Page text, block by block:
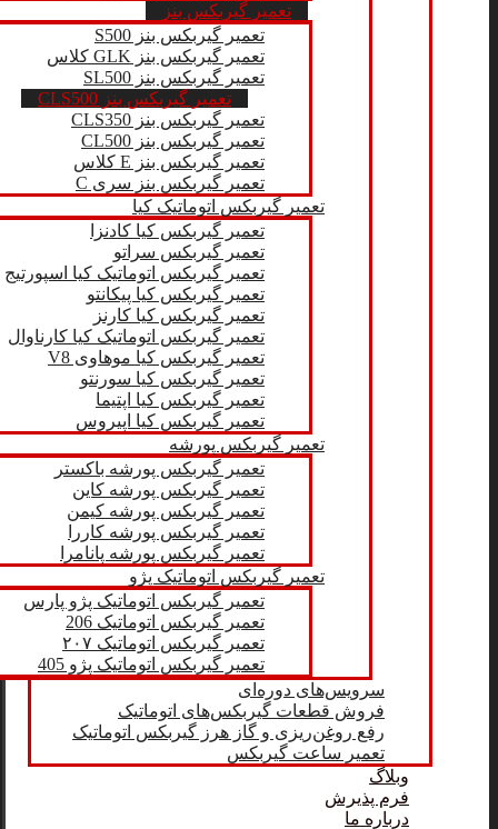
تعمیر گیربکس بنز
تعمیر گیربکس بنز S500
تعمیر گیربکس بنز GLK کلاس
تعمیر گیربکس بنز SL500
تعمیر گیربکس بنز CLS500
تعمیر گیربکس بنز CLS350
تعمیر گیربکس بنز CL500
تعمیر گیربکس بنز E کلاس
تعمیر گیربکس بنز سری C
تعمیر گیربکس اتوماتیک کیا
تعمیر گیربکس کیا کادنزا
تعمیر گیربکس سراتو
تعمیر گیربکس اتوماتیک کیا اسپورتیج
تعمیر گیربکس کیا پیکانتو
تعمیر گیربکس کیا کارنز
تعمیر گیربکس اتوماتیک کیا کارناوال
تعمیر گیربکس کیا موهاوی V8
تعمیر گیربکس کیا سورنتو
تعمیر گیربکس کیا اپتیما
تعمیر گیربکس کیا اپیروس
تعمیر گیربکس پورشه
تعمیر گیربکس پورشه باکستر
تعمیر گیربکس پورشه کاین
تعمیر گیربکس پورشه کیمن
تعمیر گیربکس پورشه کاررا
تعمیر گیربکس پورشه پانامرا
تعمیر گیربکس اتوماتیک پژو
تعمیر گیربکس اتوماتیک پژو پارس
تعمیر گیربکس اتوماتیک 206
تعمیر گیربکس اتوماتیک ۲۰۷
تعمیر گیربکس اتوماتیک پژو 405
سرویس‌های دوره‌ای
فروش قطعات گیربکس‌های اتوماتیک
رفع روغن‌ریزی و گاز هرز گیربکس اتوماتیک
تعمیر ساعت گیربکس
وبلاگ
فرم پذیرش
درباره ما